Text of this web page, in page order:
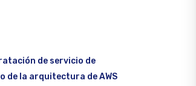
de servicio de
de la arquitectura de AWS